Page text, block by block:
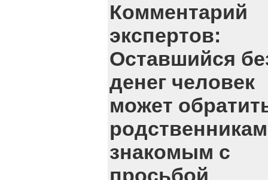
Комментарий
экспертов:
Оставшийся
денег человек
может
знакомым с
просьбой